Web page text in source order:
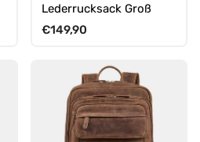
Lederrucksack Groß
Normaler Preis
€149,90